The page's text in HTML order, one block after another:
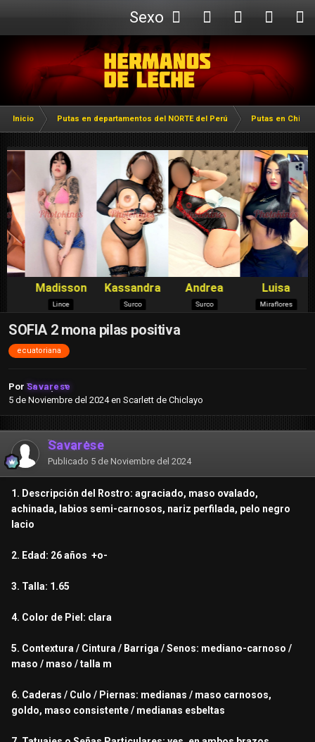
Sexo
Webcam
Inicio Putas en departamentos del NORTE del Perú Putas en
SOFIA 2 mona pilas positiva
ecuatoriana
Por Savarese
5 de Noviembre del 2024en Scarlett de Chiclayo
Savarese
Publicado 5 de Noviembre del 2024
1. Descripción del Rostro: agraciado, maso ovalado,
achinada, labios semi-carnosos, nariz perfilada, pelo negro
lacio
2. Edad: 26 años +o-
3. Talla: 1.65
4. Color de Piel: clara
5. Contextura / Cintura / Barriga / Senos: mediano-carnoso /
maso / maso / talla m
6. Caderas / Culo / Piernas: medianas / maso carnosos,
goldo, maso consistente / medianas esbeltas